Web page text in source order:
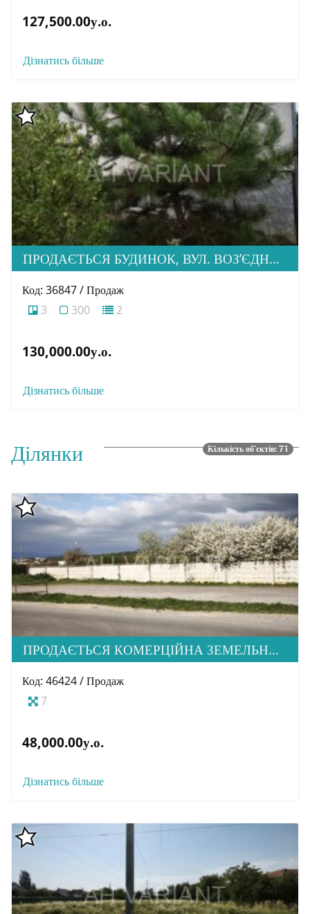
127,500.00у.о.
Дізнатись більше
ПРОДАЄТЬСЯ БУДИНОК, ВУЛ. ВОЗ’ЄДНАННЯ
Код: 36847 / Продаж
3
300 2
130,000.00у.о.
Дізнатись більше
Ділянки Кількість об'єктів: 71
ПРОДАЄТЬСЯ КОМЕРЦІЙНА ЗЕМЕЛЬНА ДІЛЯНКА, МІК. КРАСНОДОНЦІВ
Код: 46424 / Продаж
7
48,000.00у.о.
Дізнатись більше